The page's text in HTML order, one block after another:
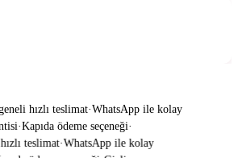
hızlı teslimat·WhatsApp ile kolay
·Kapıda ödeme seçeneği·
teslimat·WhatsApp ile kolay